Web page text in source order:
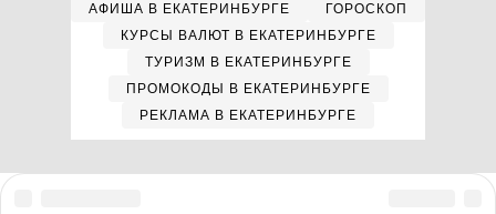
АФИША В ЕКАТЕРИНБУРГЕ
ГОРОСКОП
КУРСЫ ВАЛЮТ В ЕКАТЕРИНБУРГЕ
ТУРИЗМ В ЕКАТЕРИНБУРГЕ
ПРОМОКОДЫ В ЕКАТЕРИНБУРГЕ
РЕКЛАМА В ЕКАТЕРИНБУРГЕ